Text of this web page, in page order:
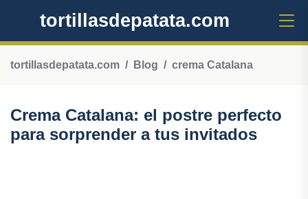
tortillasdepatata.com
tortillasdepatata.com Blog crema Catalana
Crema Catalana: el postre perfecto
para sorprender a tus invitados